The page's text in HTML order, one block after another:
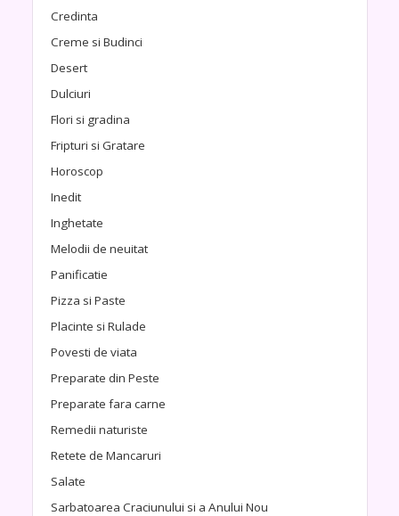
Credinta
Creme si Budinci
Desert
Dulciuri
Flori si gradina
Fripturi si Gratare
Horoscop
Inedit
Inghetate
Melodii de neuitat
Panificatie
Pizza si Paste
Placinte si Rulade
Povesti de viata
Preparate din Peste
Preparate fara carne
Remedii naturiste
Retete de Mancaruri
Salate
Sarbatoarea Craciunului si a Anului Nou